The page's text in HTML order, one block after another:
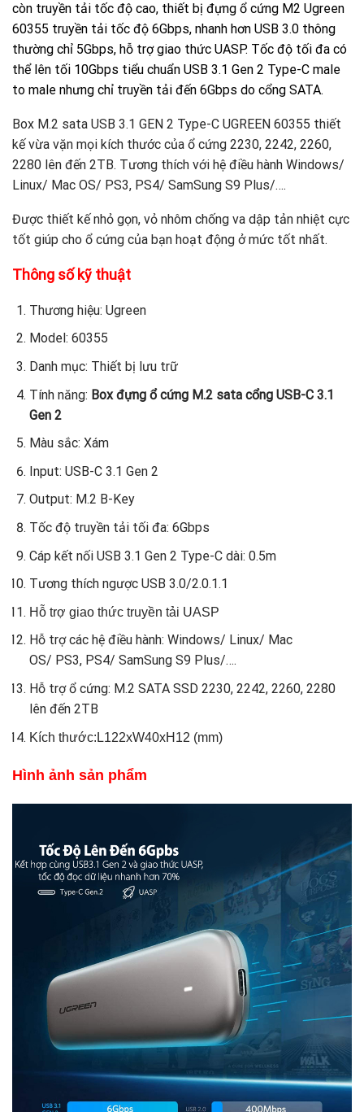
còn truyền tải tốc độ cao, thiết bị đựng ổ cứng M2 Ugreen
60355 truyền tải tốc độ 6Gbps, nhanh hơn USB 3.0 thông
thường chỉ 5Gbps, hỗ trợ giao thức UASP. Tốc độ tối đa có
thể lên tối 10Gbps tiểu chuẩn USB 3.1 Gen 2 Type-C male
to male nhưng chỉ truyền tải đến 6Gbps do cổng SATA.
Box M.2 sata USB 3.1 GEN 2 Type-C UGREEN 60355 thiết
kế vừa vặn mọi kích thước của ổ cứng 2230, 2242, 2260,
2280 lên đến 2TB. Tương thích với hệ điều hành Windows/
Linux/ Mac OS/ PS3, PS4/ SamSung S9 Plus/….
Được thiết kế nhỏ gọn, vỏ nhôm chống va dập tản nhiệt cực
tốt giúp cho ổ cứng của bạn hoạt động ở mức tốt nhất.
Thông số kỹ thuật
Thương hiệu: Ugreen
Model: 60355
Danh mục: Thiết bị lưu trữ
Tính năng: Box đựng ổ cứng M.2 sata cổng USB-C 3.1
Gen 2
Màu sắc: Xám
Input: USB-C 3.1 Gen 2
Output: M.2 B-Key
Tốc độ truyền tải tối đa: 6Gbps
Cáp kết nối USB 3.1 Gen 2 Type-C dài: 0.5m
Tương thích ngược USB 3.0/2.0.1.1
Hỗ trợ giao thức truyền tải UASP
Hỗ trợ các hệ điều hành: Windows/ Linux/ Mac
OS/ PS3, PS4/ SamSung S9 Plus/….
Hỗ trợ ổ cứng: M.2 SATA SSD 2230, 2242, 2260, 2280
lên đến 2TB
Kích thước:L122xW40xH12 (mm)
​Hình ảnh sản phẩm